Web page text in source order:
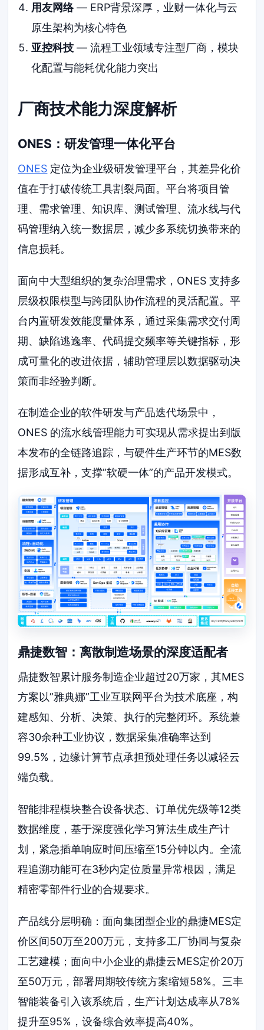
用友网络— ERP背景深厚，业财一体化与云
原生架构为核心特色
亚控科技— 流程工业领域专注型厂商，模块
化配置与能耗优化能力突出
厂商技术能力深度解析
ONES：研发管理一体化平台
ONES 定位为企业级研发管理平台，其差异化价
值在于打破传统工具割裂局面。平台将项目管
理、需求管理、知识库、测试管理、流水线与代
码管理纳入统一数据层，减少多系统切换带来的
信息损耗。
面向中大型组织的复杂治理需求，ONES 支持多
层级权限模型与跨团队协作流程的灵活配置。平
台内置研发效能度量体系，通过采集需求交付周
期、缺陷逃逸率、代码提交频率等关键指标，形
成可量化的改进依据，辅助管理层以数据驱动决
策而非经验判断。
在制造企业的软件研发与产品迭代场景中，
ONES 的流水线管理能力可实现从需求提出到版
本发布的全链路追踪，与硬件生产环节的MES数
据形成互补，支撑”软硬一体”的产品开发模式。
鼎捷数智：离散制造场景的深度适配者
鼎捷数智累计服务制造企业超过20万家，其MES
方案以”雅典娜”工业互联网平台为技术底座，构
建感知、分析、决策、执行的完整闭环。系统兼
容30余种工业协议，数据采集准确率达到
99.5%，边缘计算节点承担预处理任务以减轻云
端负载。
智能排程模块整合设备状态、订单优先级等12类
数据维度，基于深度强化学习算法生成生产计
划，紧急插单响应时间压缩至15分钟以内。全流
程追溯功能可在3秒内定位质量异常根因，满足
精密零部件行业的合规要求。
产品线分层明确：面向集团型企业的鼎捷MES定
价区间50万至200万元，支持多工厂协同与复杂
工艺建模；面向中小企业的鼎捷云MES定价20万
至50万元，部署周期较传统方案缩短58%。三丰
智能装备引入该系统后，生产计划达成率从78%
提升至95%，设备综合效率提高40%。